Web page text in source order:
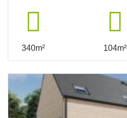
340m² 104m²